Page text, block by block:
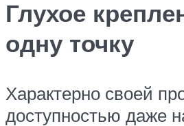
Глухое
одну точку
Характерно своей
доступностью даже